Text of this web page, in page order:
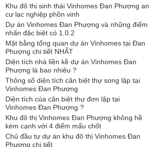
Khu đô thị sinh thái Vinhomes Đan Phượng an
cư lạc nghiệp phồn vinh
Dự án Vinhomes Đan Phượng và những điểm
nhấn đặc biệt có 1.0.2
Mặt bằng tổng quan dự án Vinhomes tại Đan
Phượng chi tiết NHẤT
Diện tích nhà liền kề dự án Vinhomes Đan
Phượng là bao nhiêu ?
Thông số diện tích căn biệt thự song lập tại
Vinhomes Đan Phượng
Diện tích của căn biệt thự đơn lập tại
Vinhomes Đan Phượng ?
Khu đô thị Vinhomes Đan Phượng không hề
kém cạnh với 4 điểm mấu chốt
Chủ đầu tư dự án khu đô thị Vinhomes Đan
Phượng chi tiết